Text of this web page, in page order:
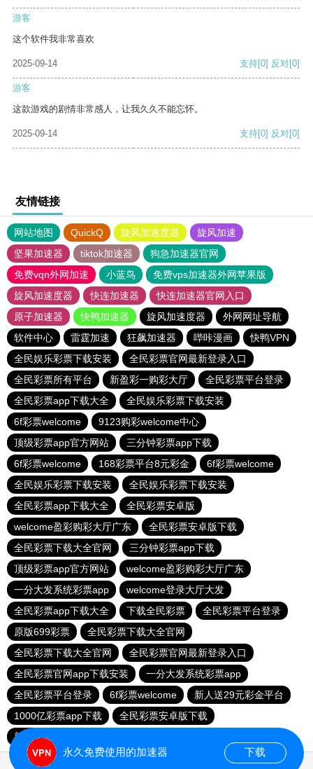
游客
这个软件我非常喜欢
2025-09-14 支持[0] 反对[0]
游客
这款游戏的剧情非常感人，让我久久不能忘怀。
2025-09-14 支持[0] 反对[0]
友情链接
网站地图 QuickQ 旋风加速度器
旋风加速
坚果加速器
tiktok加速器
狗急加速器官网
免费vqn外网加速
小蓝鸟
免费vps加速器外网苹果版
旋风加速度器
快连加速器
快连加速器官网入口
原子加速器
快鸭加速器 旋风加速度器
外网网址导航
软件中心
雷霆加速 狂飙加速器 哔咔漫画
快鸭VPN
全民娱乐彩票下载安装
全民彩票官网最新登录入口
全民彩票所有平台
新盈彩一购彩大厅
全民彩票平台登录
全民彩票app下载大全
全民娱乐彩票下载安装
6f彩票welcome
9123购彩welcome中心
顶级彩票app官方网站
三分钟彩票app下载
6f彩票welcome
168彩票平台8元彩金
6f彩票welcome
全民娱乐彩票下载安装
全民娱乐彩票下载安装
全民彩票app下载大全
全民彩票安卓版
welcome盈彩购彩大厅广东
全民彩票安卓版下载
全民彩票下载大全官网
三分钟彩票app下载
顶级彩票app官方网站
welcome盈彩购彩大厅广东
一分大发系统彩票app
welcome登录大厅大发
全民彩票app下载大全
下载全民彩票
全民彩票平台登录
原版699彩票
全民彩票下载大全官网
全民彩票下载大全官网
全民彩票官网最新登录入口
全民彩票官网app下载安装
一分大发系统彩票app
全民彩票平台登录
6f彩票welcome
新人送29元彩金平台
1000亿彩票app下载
全民彩票安卓版下载
新人送29元彩金平台
永久免费使用的加速器 下载